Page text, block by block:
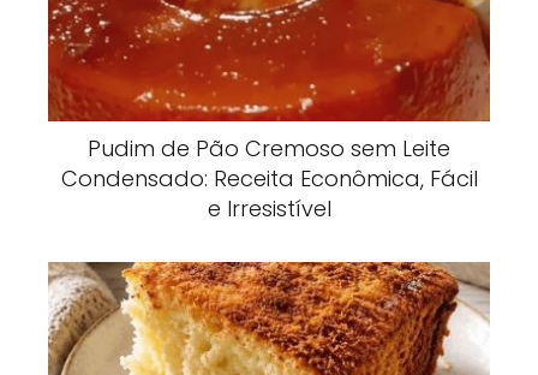
Pudim de Pão Cremoso sem Leite
Condensado: Receita Econômica, Fácil
e Irresistível